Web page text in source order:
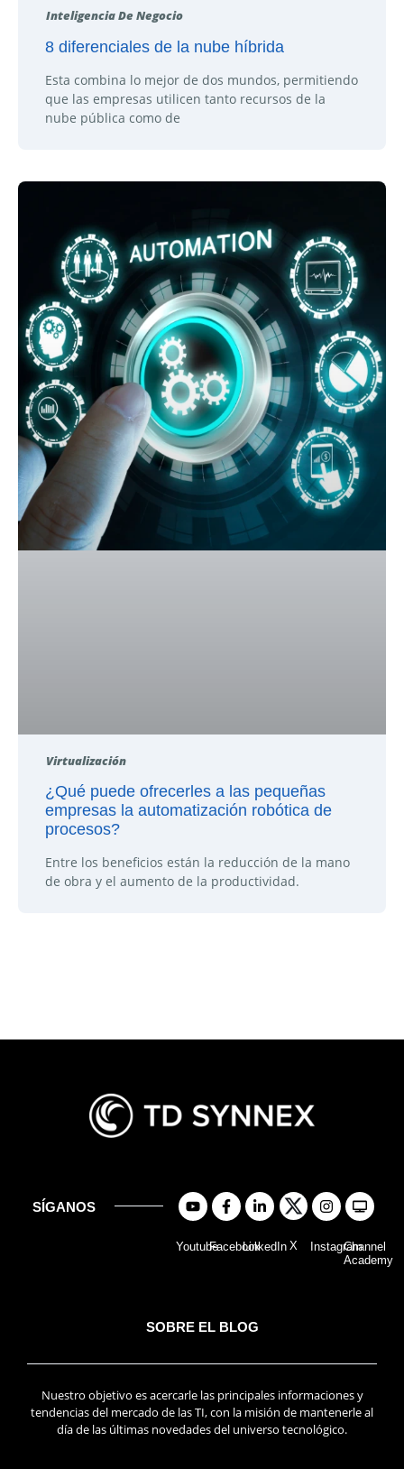
Inteligencia De Negocio
8 diferenciales de la nube híbrida
Esta combina lo mejor de dos mundos, permitiendo
que las empresas utilicen tanto recursos de la
nube pública como de
Virtualización
¿Qué puede ofrecerles a las pequeñas
empresas la automatización robótica de
procesos?
Entre los beneficios están la reducción de la mano
de obra y el aumento de la productividad.
SÍGANOS
YoutubeFacebookLinkedIn X InstagramChannel
Academy
SOBRE EL BLOG
Nuestro objetivo es acercarle las principales informaciones y
tendencias del mercado de las TI, con la misión de mantenerle al
día de las últimas novedades del universo tecnológico.